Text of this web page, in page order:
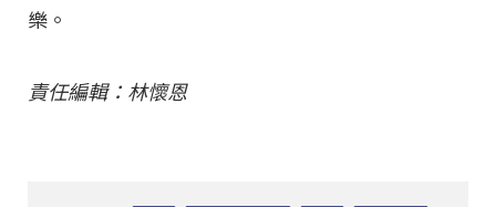
樂。
責任編輯：林懷恩